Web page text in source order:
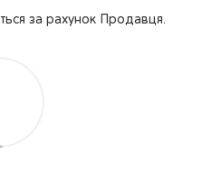
за рахунок Продавця.